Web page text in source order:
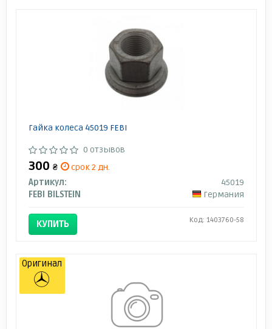
Гайка колеса 45019 FEBI
0 отзывов
300 ₴
срок 2 дн.
Артикул:
45019
FEBI BILSTEIN
Германия
КУПИТЬ Код: 1403760-58
Оригинал